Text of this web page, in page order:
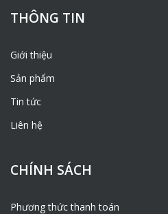
THÔNG TIN
Giới thiệu
Sản phẩm
Tin tức
Liên hệ
CHÍNH SÁCH
Phương thức thanh toán